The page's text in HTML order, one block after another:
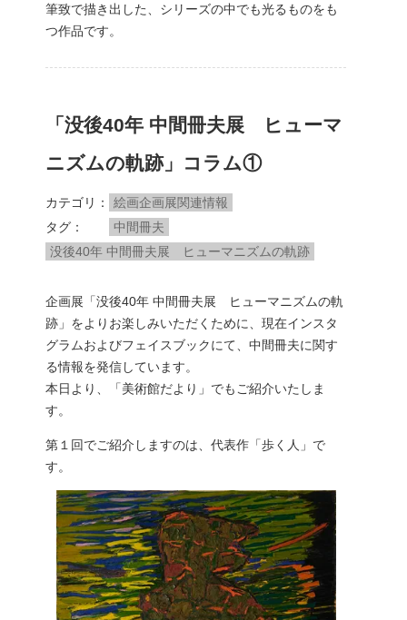
筆致で描き出した、シリーズの中でも光るものをも
つ作品です。
「没後40年 中間冊夫展 ヒューマ
ニズムの軌跡」コラム①
カテゴリ
絵画企画展関連情報
タグ
中間冊夫
没後40年 中間冊夫展 ヒューマニズムの軌跡
企画展「没後40年 中間冊夫展 ヒューマニズムの軌
跡」をよりお楽しみいただくために、現在インスタ
グラムおよびフェイスブックにて、中間冊夫に関す
る情報を発信しています。
本日より、「美術館だより」でもご紹介いたしま
す。
第１回でご紹介しますのは、代表作「歩く人」で
す。